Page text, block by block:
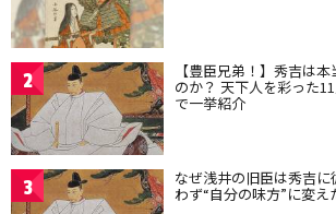
2 【豊臣兄弟！】秀吉は
のか？ 天下人を彩った
で一挙紹介
3 なぜ浅井の旧臣は秀吉
わず“自分の味方”に変